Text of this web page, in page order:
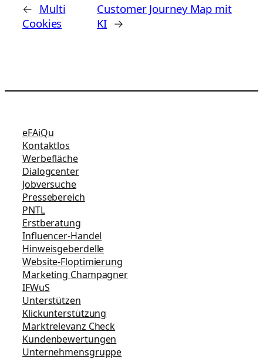
← Multi
Cookies
Customer Journey Map mit
KI →
eFAiQu
Kontaktlos
Werbefläche
Dialogcenter
Jobversuche
Pressebereich
PNTL
Erstberatung
Influencer-Handel
Hinweisgeberdelle
Website-Floptimierung
Marketing Champagner
IFWuS
Unterstützen
Klickunterstützung
Marktrelevanz Check
Kundenbewertungen
Unternehmensgruppe